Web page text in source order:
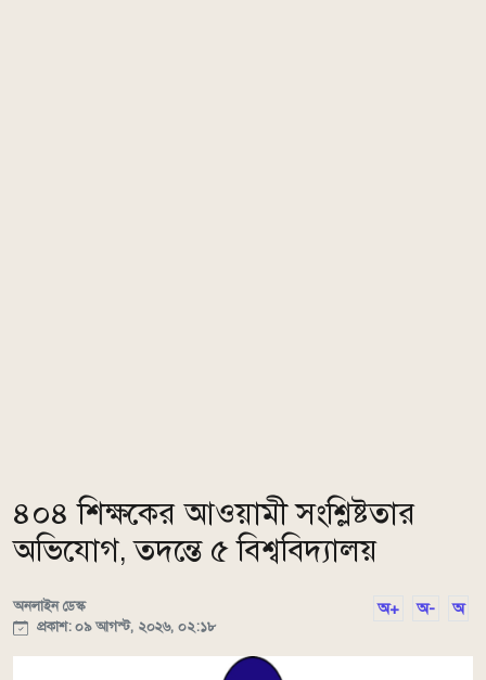
৪০৪ শিক্ষকের আওয়ামী সংশ্লিষ্টতার
অভিযোগ, তদন্তে ৫ বিশ্ববিদ্যালয়
অনলাইন ডেস্ক
প্রকাশ: ০৯ আগস্ট, ২০২৬, ০২:১৮
অ+ অ- অ